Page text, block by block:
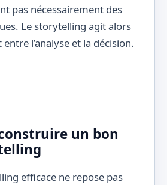
pas nécessairement des
Le storytelling agit alors
l’analyse et la décision.
un bon
efficace ne repose pas